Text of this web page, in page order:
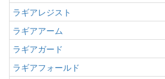
ラギアレジスト
ラギアアーム
ラギアガード
ラギアフォールド